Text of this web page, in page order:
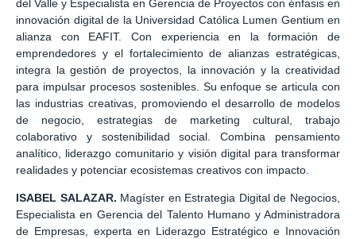
del Valle y Especialista en Gerencia de Proyectos con énfasis en
innovación digital de la Universidad Católica Lumen Gentium en
alianza con EAFIT. Con experiencia en la formación de
emprendedores y el fortalecimiento de alianzas estratégicas,
integra la gestión de proyectos, la innovación y la creatividad
para impulsar procesos sostenibles. Su enfoque se articula con
las industrias creativas, promoviendo el desarrollo de modelos
de negocio, estrategias de marketing cultural, trabajo
colaborativo y sostenibilidad social. Combina pensamiento
analítico, liderazgo comunitario y visión digital para transformar
realidades y potenciar ecosistemas creativos con impacto.
ISABEL SALAZAR. Magíster en Estrategia Digital de Negocios,
Especialista en Gerencia del Talento Humano y Administradora
de Empresas, experta en Liderazgo Estratégico e Innovación